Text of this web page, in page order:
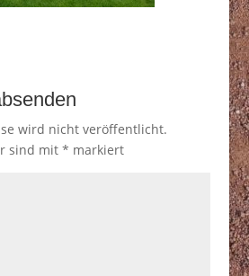
wird nicht veröffentlicht.
sind mit * markiert